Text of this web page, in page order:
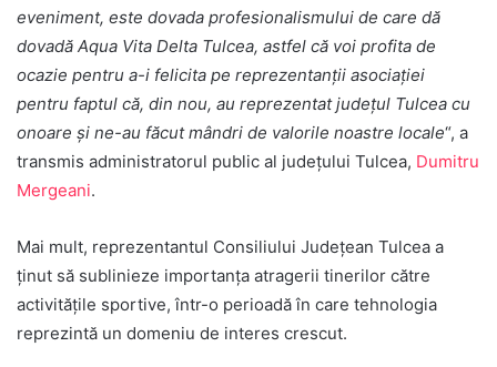
eveniment, este dovada profesionalismului de care dă
dovadă Aqua Vita Delta Tulcea, astfel că voi profita de
ocazie pentru a-i felicita pe reprezentanții asociației
pentru faptul că, din nou, au reprezentat județul Tulcea cu
onoare și ne-au făcut mândri de valorile noastre locale“, a
transmis administratorul public al județului Tulcea, Dumitru
Mergeani.
Mai mult, reprezentantul Consiliului Județean Tulcea a
ținut să sublinieze importanța atragerii tinerilor către
activitățile sportive, într-o perioadă în care tehnologia
reprezintă un domeniu de interes crescut.